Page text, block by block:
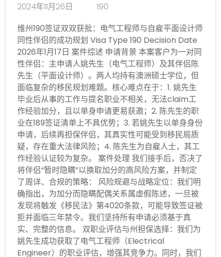
2024年11月26日
190
维州190签证双双获批：电气工程师与自雇平面设计师
同性伴侣的成功规划 Visa Type 190 Decision Date
2026年1月17日 案件综述 申请背景 本案客户为一对同
性伴侣：主申请人姚先生（电气工程师）及其伴侣陈
先生（平面设计师）。两人均持有澳洲硕士学位，但
面临复杂的移民规划难题。核心难点在于：1. 姚先生
毕业后从事的工作与提名职业不相关，无法claim工
作经验加分，且以单身申请更易获邀；2. 陈先生的职
业在189签证清单上不具优势；3. 若姚先生以单身身份
申请，后续再担保伴侣，其真实性可能受到移民局质
疑，存在重大法律风险；4. 陈先生为自雇人士，其工
作经验认证较为复杂。 案件处理 我们接手后，否决了
将伴侣“暂时隐瞒”以换取加分的高风险方案，并制定
了周详、合规的策略： 风险规避与战略定位：我们明
确指出，为加分而隐瞒配偶关系属虚假陈述，一旦被
发现将触发《移民法》第4020条款，可能导致签证被
拒并面临三年禁令。我们坚持所有申请必须基于真
实、完整的信息。 双职业评估与州担保选择：我们为
姚先生成功获取了电气工程师（Electrical
Engineer）的职业评估，增强其竞争力。同时，我们